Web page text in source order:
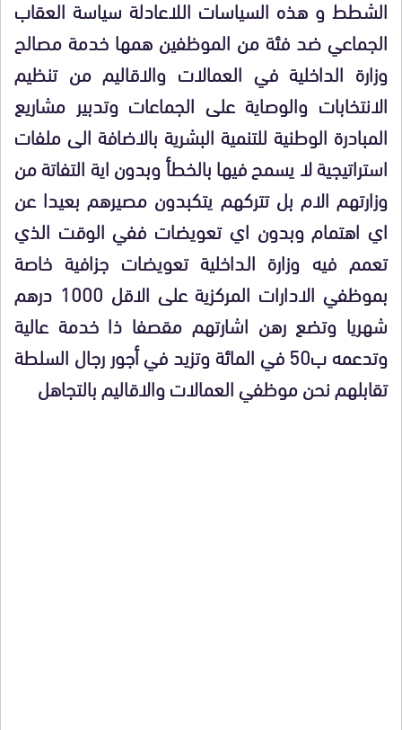
الشطط و هذه السياسات اللاعادلة سياسة العقاب
الجماعي ضد فئة من الموظفين همها خدمة مصالح
وزارة الداخلية في العمالات والاقاليم من تنظيم
الانتخابات والوصاية على الجماعات وتدبير مشاريع
المبادرة الوطنية للتنمية البشرية بالاضافة الى ملفات
استراتيجية لا يسمح فيها بالخطأ وبدون اية التفاتة من
وزارتهم الام بل تتركهم يتكبدون مصيرهم بعيدا عن
اي اهتمام وبدون اي تعويضات ففي الوقت الذي
تعمم فيه وزارة الداخلية تعويضات جزافية خاصة
بموظفي الادارات المركزية على الاقل 1000 درهم
شهريا وتضع رهن اشارتهم مقصفا ذا خدمة عالية
وتدعمه ب50 في المائة وتزيد في أجور رجال السلطة
تقابلهم نحن موظفي العمالات والاقاليم بالتجاهل